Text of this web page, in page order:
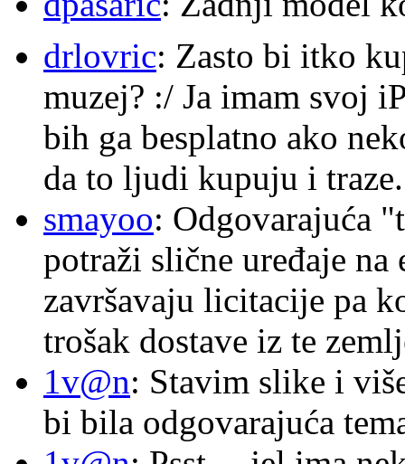
drlovric: Zasto bi itko
muzej? :/ Ja imam svoj
bih ga besplatno ako
da to ljudi kupuju i traze.
smayoo: Odgovarajuća
potraži slične uređaje
završavaju licitacije pa
trošak dostave iz te
1v@n: Stavim slike i
bi bila odgovarajuća